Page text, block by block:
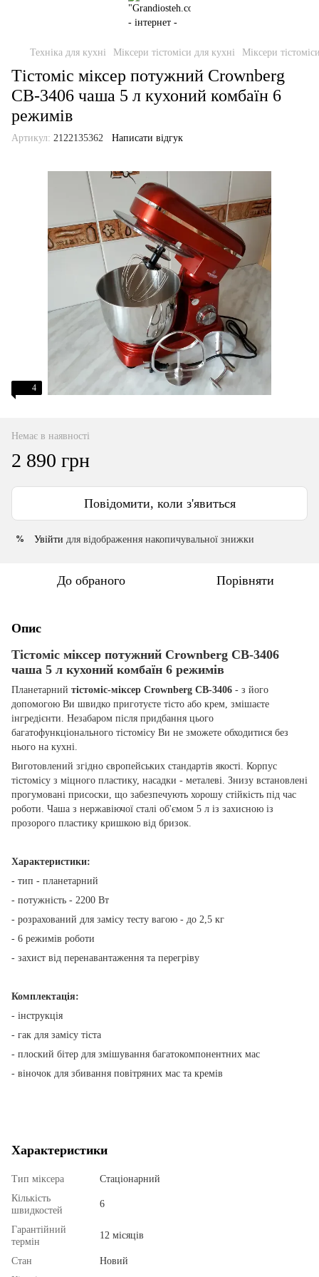
Техніка для кухні Міксери тістоміси для кухні Міксери
Тістоміс міксер потужний Crownberg
CB-3406 чаша 5 л кухоний комбаїн 6
режимів
Артикул: 2122135362 Написати відгук
4
Немає в наявності
2 890 грн
Повідомити, коли з'явиться
% Увійти для відображення накопичувальної знижки
До обраного Порівняти
Опис
Тістоміс міксер потужний Crownberg CB-3406
чаша 5 л кухоний комбаїн 6 режимів
Планетарний тістоміс-міксер Crownberg CB-3406 - з його
допомогою Ви швидко приготуєте тісто або крем, змішаєте
інгредієнти. Незабаром після придбання цього
багатофункціонального тістомісу Ви не зможете обходитися без
нього на кухні.
Виготовлений згідно європейських стандартів якості. Корпус
тістомісу з міцного пластику, насадки - металеві. Знизу встановлені
прогумовані присоски, що забезпечують хорошу стійкість під час
роботи. Чаша з нержавіючої сталі об'ємом 5 л із захисною із
прозорого пластику кришкою від бризок.
Характеристики:
- тип - планетарний
- потужність - 2200 Вт
- розрахований для замісу тесту вагою - до 2,5 кг
- 6 режимів роботи
- захист від перенавантаження та перегріву
Комплектація:
- інструкція
- гак для замісу тіста
- плоский бітер для змішування багатокомпонентних мас
- віночок для збивання повітряних мас та кремів
Характеристики
Тип міксера
Стаціонарний
Кількість
швидкостей
6
Гарантійний
термін
12 місяців
Стан
Новий